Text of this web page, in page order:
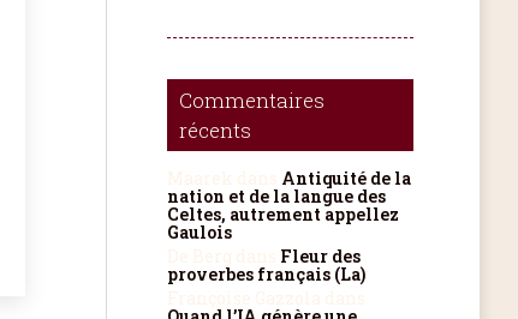
Commentaires
récents
Antiquité de la
nation et de la langue des
Celtes, autrement appellez
Gaulois
Fleur des
proverbes français (La)